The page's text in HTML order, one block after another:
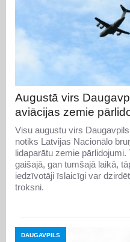
Augustā virs
aviācijas zemie
Visu augustu virs
notiks Latvijas Nacionālo
lidaparātu zemie pārlidojumi.
gaišajā, gan tumšajā laikā,
iedzīvotāji īslaicīgi var
troksni.
DAUGAVPILS